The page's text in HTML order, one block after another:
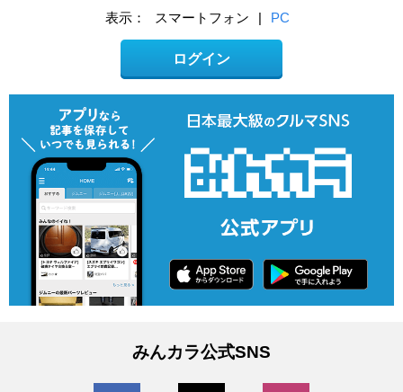
表示： スマートフォン | PC
ログイン
みんカラ公式SNS